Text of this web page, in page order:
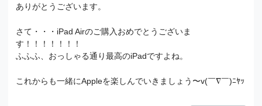
ありがとうございます。
さて・・・iPad Airのご購入おめでとうございま
す！！！！！！！
ふふふ、おっしゃる通り最高のiPadですよね。
これからも一緒にAppleを楽しんでいきましょう〜v(￣∇￣)ﾆﾔｯ